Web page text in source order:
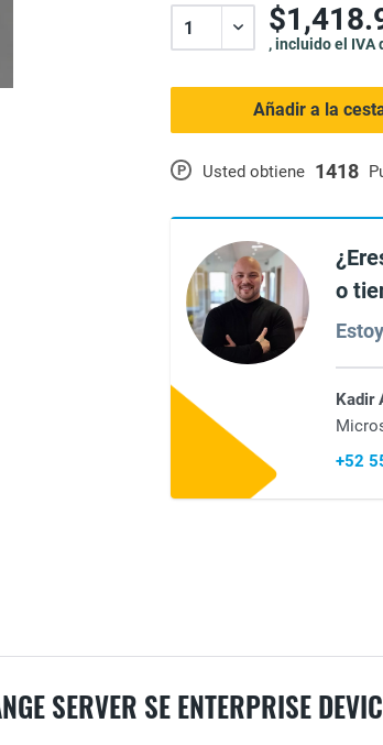
P Usted obtiene 1418
, incluido el IVA
Añadir a la
o
Kadir
+52
SERVER SE ENTERPRISE